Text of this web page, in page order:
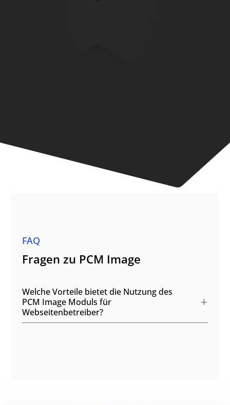
FAQ
Fragen zu PCM Image
Welche Vorteile bietet die Nutzung des
PCM Image Moduls für
Webseitenbetreiber?